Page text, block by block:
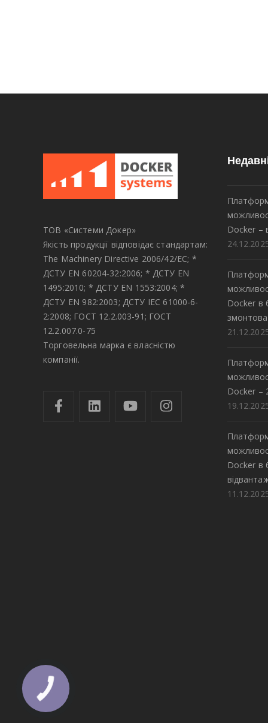
ТОВ «Системи Докер»
Якість продукції відповідає стандартам:
The Machinery Directive 2006/42/EC; *
ДСТУ EN 60204-32:2006; * ДСТУ EN
1495:2010; * ДСТУ EN 1553:2004; *
ДСТУ EN 982:2003; ДСТУ IEC 61000-6-
2:2008; ГОСТ 12.2.003-91; ГОСТ
12.2.007.0-75
Торговельна марка є власністю
компанії.
Docker –
Docker в
Docker –
Docker в